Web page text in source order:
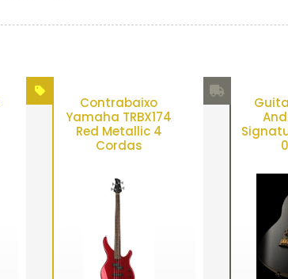
Contrabaixo
Yamaha TRBX174
Red Metallic 4
Cordas